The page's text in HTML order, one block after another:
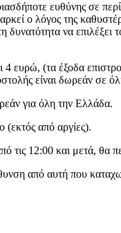
ευθύνης σε
ο λόγος της
δυνατότητα να
4 ευρώ, (τα έξοδα
είναι δωρεάν σε
για όλη την Ελλάδα.
(εκτός από αργίες).
τις 12:00 και μετά, θα
από αυτή που